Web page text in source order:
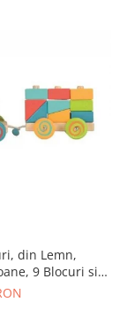
din Lemn,
9 Blocuri si
Luni